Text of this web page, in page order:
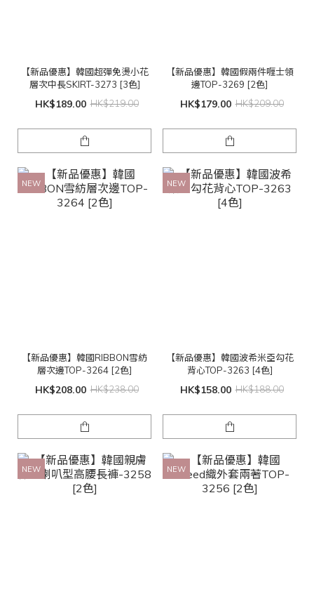
【新品優惠】韓國超彈免燙小花
層次中長SKIRT-3273 [3色]
HK$189.00 HK$219.00
【新品優惠】韓國假兩件喱士領
邊TOP-3269 [2色]
HK$179.00 HK$209.00
NEW
【新品優惠】韓國RIBBON雪紡
層次邊TOP-3264 [2色]
HK$208.00 HK$238.00
NEW
【新品優惠】韓國波希米亞勾花
背心TOP-3263 [4色]
HK$158.00 HK$188.00
NEW NEW